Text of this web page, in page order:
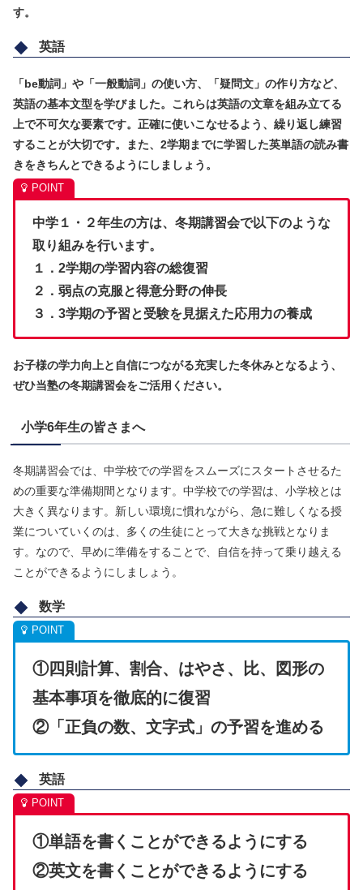
す。
英語
「be動詞」や「一般動詞」の使い方、「疑問文」の作り方など、
英語の基本文型を学びました。これらは英語の文章を組み立てる
上で不可欠な要素です。正確に使いこなせるよう、繰り返し練習
することが大切です。また、2学期までに学習した英単語の読み書
きをきちんとできるようにしましょう。
中学１・２年生の方は、冬期講習会で以下のような
取り組みを行います。
１．2学期の学習内容の総復習
２．弱点の克服と得意分野の伸長
３．3学期の予習と受験を見据えた応用力の養成
お子様の学力向上と自信につながる充実した冬休みとなるよう、
ぜひ当塾の冬期講習会をご活用ください。
小学6年生の皆さまへ
冬期講習会では、中学校での学習をスムーズにスタートさせるた
めの重要な準備期間となります。中学校での学習は、小学校とは
大きく異なります。新しい環境に慣れながら、急に難しくなる授
業についていくのは、多くの生徒にとって大きな挑戦となりま
す。なので、早めに準備をすることで、自信を持って乗り越える
ことができるようにしましょう。
数学
①四則計算、割合、はやさ、比、図形の
基本事項を徹底的に復習
②「正負の数、文字式」の予習を進める
英語
①単語を書くことができるようにする
②英文を書くことができるようにする